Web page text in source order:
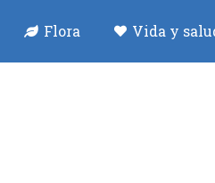
Flora Vida y